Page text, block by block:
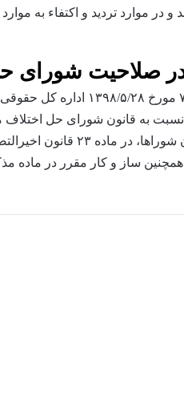
در موارد تردید و اکتفاء به
صلاحیت شورای
نظریه مشورتی شماره ۷/۹۸/
علم و اطلاع از حدود
ساز و کار مقرر در ماده